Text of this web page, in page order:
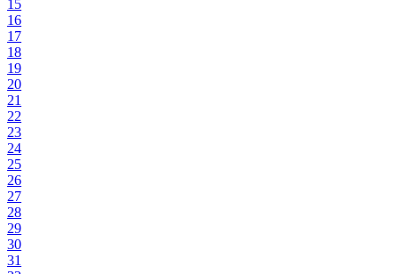
15
16
17
18
19
20
21
22
23
24
25
26
27
28
29
30
31